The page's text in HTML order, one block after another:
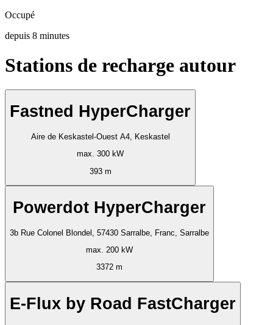
Occupé
depuis 8 minutes
Stations de recharge autour
Fastned HyperCharger
Aire de Keskastel-Ouest A4, Keskastel
max. 300 kW
393 m
Powerdot HyperCharger
3b Rue Colonel Blondel, 57430 Sarralbe, Franc, Sarralbe
max. 200 kW
3372 m
E-Flux by Road FastCharger